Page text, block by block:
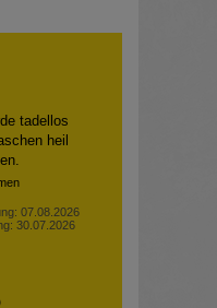
tadellos
heil
07.08.2026
30.07.2026